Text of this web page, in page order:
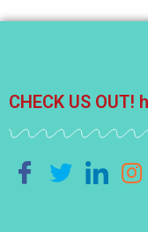
CHECK US OUT!